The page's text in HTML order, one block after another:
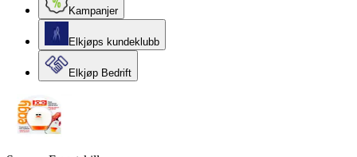
Kampanjer
Elkjøps kundeklubb
Elkjøp Bedrift